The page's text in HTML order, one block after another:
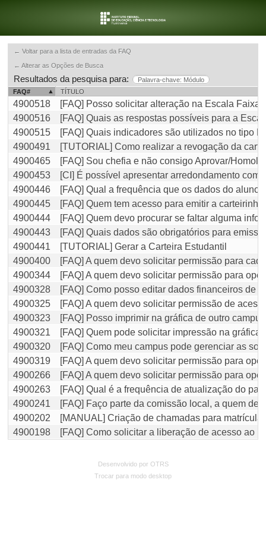
← Voltar para a lista de entradas da FAQ
← Alterar as Opções de Busca
Resultados da pesquisa para:
Palavra-chave: Módulo
FAQ#
TÍTULO
4900518
[FAQ] Posso solicitar alteração na Escala
4900516
[FAQ] Quais as respostas possíveis para a
4900515
[FAQ] Quais indicadores são utilizados no tipo
4900491
[TUTORIAL] Como realizar a revogação da
4900465
[FAQ] Sou chefia e não consigo Aprovar/
4900453
[CI] É possível apresentar arredondamento
4900446
[FAQ] Qual a frequência que os dados do
4900445
[FAQ] Quem tem acesso para emitir a
4900444
[FAQ] Quem devo procurar se faltar alguma
4900443
[FAQ] Quais dados são obrigatórios para
4900441
[TUTORIAL] Gerar a Carteira Estudantil
4900400
[FAQ] A quem devo solicitar permissão para
4900344
[FAQ] A quem devo solicitar permissão para
4900328
[FAQ] Como posso editar dados financeiros de
4900325
[FAQ] A quem devo solicitar permissão de
4900323
[FAQ] Posso imprimir na gráfica de outro
4900321
[FAQ] Quem pode solicitar impressão na
4900320
[FAQ] Como meu campus pode gerenciar as
4900319
[FAQ] A quem devo solicitar permissão para
4900266
[FAQ] A quem devo solicitar permissão para
4900263
[FAQ] Qual é a frequência de atualização do
4900241
[FAQ] Faço parte da comissão local, a quem
4900202
[MANUAL] Criação de chamadas para matrícula
4900198
[FAQ] Como solicitar a liberação de acesso ao
Desenvolvido por OTRS
Trocar para modo desktop